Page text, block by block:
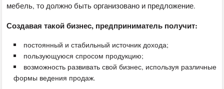
мебель, то должно быть организовано и предложение.
Создавая такой бизнес, предприниматель получит:
постоянный и стабильный источник дохода;
пользующуюся спросом продукцию;
возможность развивать свой бизнес, используя различные
формы ведения продаж.